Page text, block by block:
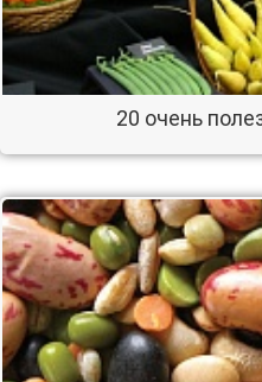
20 очень